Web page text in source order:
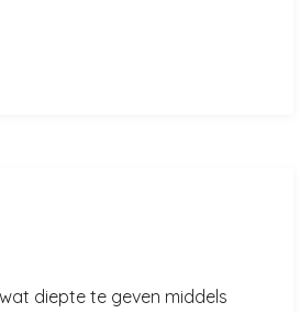
diepte te geven middels